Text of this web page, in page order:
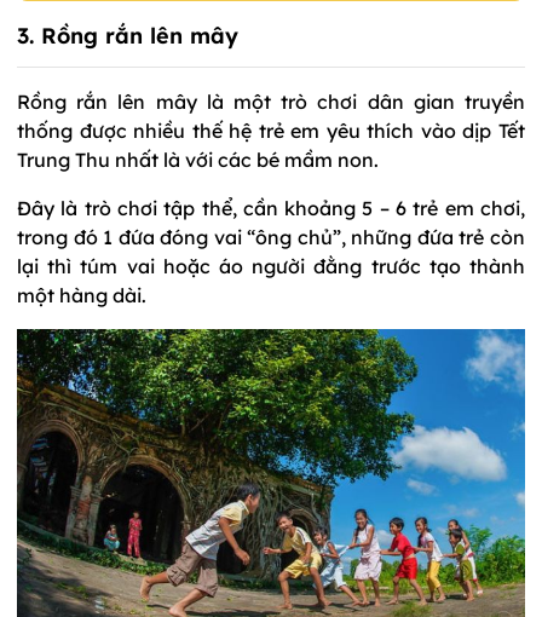
3. Rồng rắn lên mây
Rồng rắn lên mây là một trò chơi dân gian truyền
thống được nhiều thế hệ trẻ em yêu thích vào dịp Tết
Trung Thu nhất là với các bé mầm non.
Đây là trò chơi tập thể, cần khoảng 5 – 6 trẻ em chơi,
trong đó 1 đứa đóng vai “ông chủ”, những đứa trẻ còn
lại thì túm vai hoặc áo người đằng trước tạo thành
một hàng dài.